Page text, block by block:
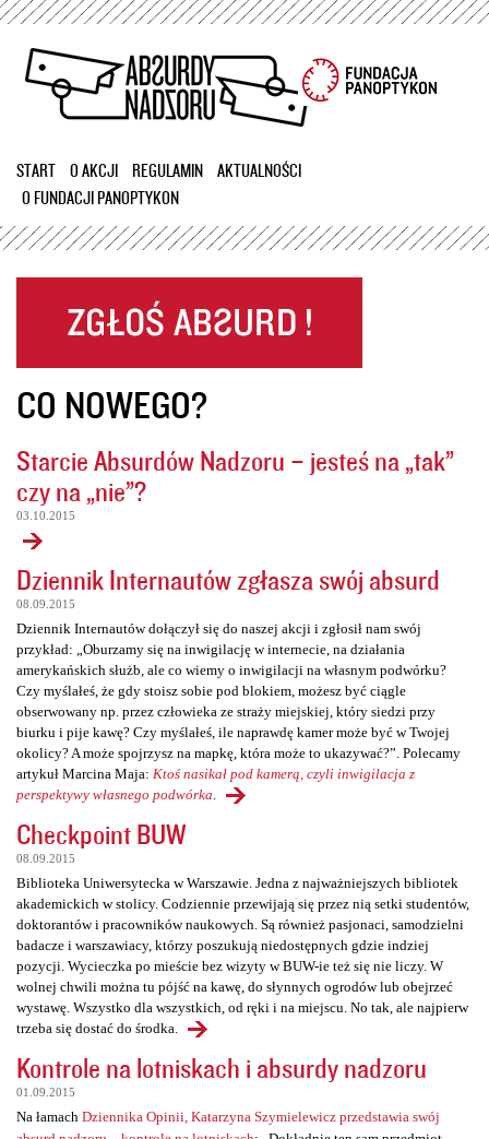
Przejdź
treści
START O AKCJI REGULAMIN
AKTUALNOŚCI
O FUNDACJI PANOPTYKON
CO NOWEGO?
Starcie Absurdów Nadzoru – jesteś na „tak”
czy na „nie”?
03.10.2015
Dziennik Internautów zgłasza swój absurd
08.09.2015
Dziennik Internautów dołączył się do naszej akcji i zgłosił nam swój
przykład: „Oburzamy się na inwigilację w internecie, na działania
amerykańskich służb, ale co wiemy o inwigilacji na własnym podwórku?
Czy myślałeś, że gdy stoisz sobie pod blokiem, możesz być ciągle
obserwowany np. przez człowieka ze straży miejskiej, który siedzi przy
biurku i pije kawę? Czy myślałeś, ile naprawdę kamer może być w Twojej
okolicy? A może spojrzysz na mapkę, która może to ukazywać?”. Polecamy
artykuł Marcina Maja: Ktoś nasikał pod kamerą, czyli inwigilacja z
perspektywy własnego podwórka
Checkpoint BUW
08.09.2015
Biblioteka Uniwersytecka w Warszawie. Jedna z najważniejszych bibliotek
akademickich w stolicy. Codziennie przewijają się przez nią setki studentów,
doktorantów i pracowników naukowych. Są również pasjonaci, samodzielni
badacze i warszawiacy, którzy poszukują niedostępnych gdzie indziej
pozycji. Wycieczka po mieście bez wizyty w BUW-ie też się nie liczy. W
wolnej chwili można tu pójść na kawę, do słynnych ogrodów lub obejrzeć
wystawę. Wszystko dla wszystkich, od ręki i na miejscu. No tak, ale najpierw
trzeba się dostać do środka.
Kontrole na lotniskach i absurdy nadzoru
01.09.2015
Na łamach Dziennika Opinii, Katarzyna Szymielewicz przedstawia swój